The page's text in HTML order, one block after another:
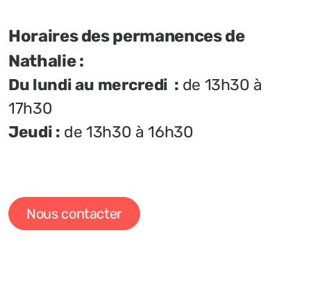
Résidence Joseph Fontanet
95 Boulevard Lepic
73100 Aix-Les-Bains
04 79 34 74 97
Horaires des permanences de